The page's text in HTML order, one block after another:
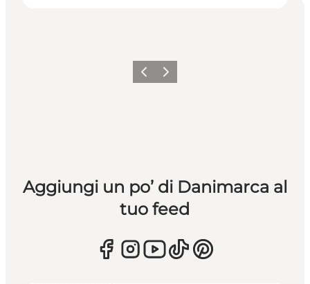
Precedente
Avanti
Aggiungi un po’ di Danimarca al
tuo feed